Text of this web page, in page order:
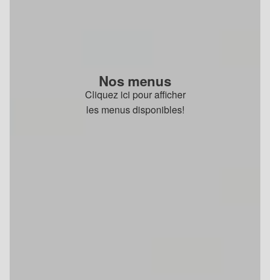
Nos menus
Cliquez ici pour afficher
les menus disponibles!